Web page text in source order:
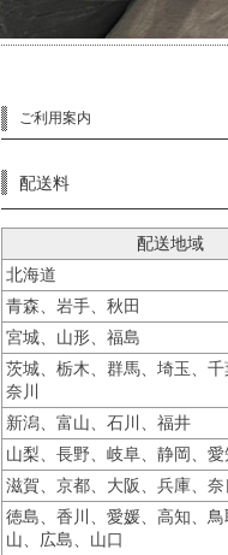
ご利用案内
配送料
配送地域
北海道
青森、岩手、秋田
宮城、山形、福島
茨城、栃木、群馬、埼玉、
奈川
新潟、富山、石川、福井
山梨、長野、岐阜、静岡、
滋賀、京都、大阪、兵庫、
徳島、香川、愛媛、高知、
山、広島、山口